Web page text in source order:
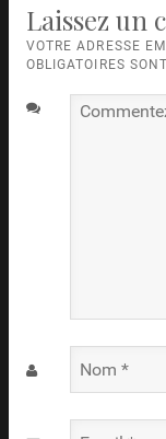
Laissez un
VOTRE ADRESSE
OBLIGATOIRES
Commentez
Nom